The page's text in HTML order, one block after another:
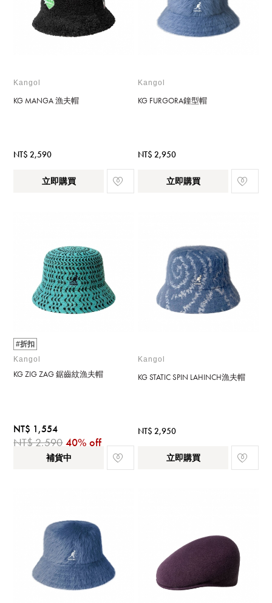
Kangol
KG MANGA 漁夫帽
NT$ 2,590
立即購買
Kangol
KG FURGORA鐘型帽
NT$ 2,950
立即購買
#折扣
Kangol
KG ZIG ZAG 鋸齒紋漁夫帽
NT$ 1,554
NT$ 2,590 40% off
補貨中
Kangol
KG STATIC SPIN LAHINCH漁夫帽
NT$ 2,950
立即購買